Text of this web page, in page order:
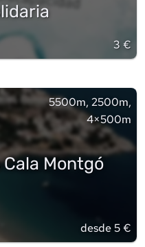
3 €
5500m, 2500m,
4×500m
Montgó
desde 5 €